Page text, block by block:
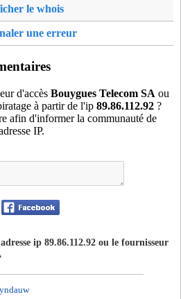
km)
km)
(14 km)
le whois
une erreur
d'accès Bouygues Telecom SA ou
à partir de l'ip 89.86.112.92 ?
afin d'informer la communauté de
IP.
ip 89.86.112.92 ou le fournisseur